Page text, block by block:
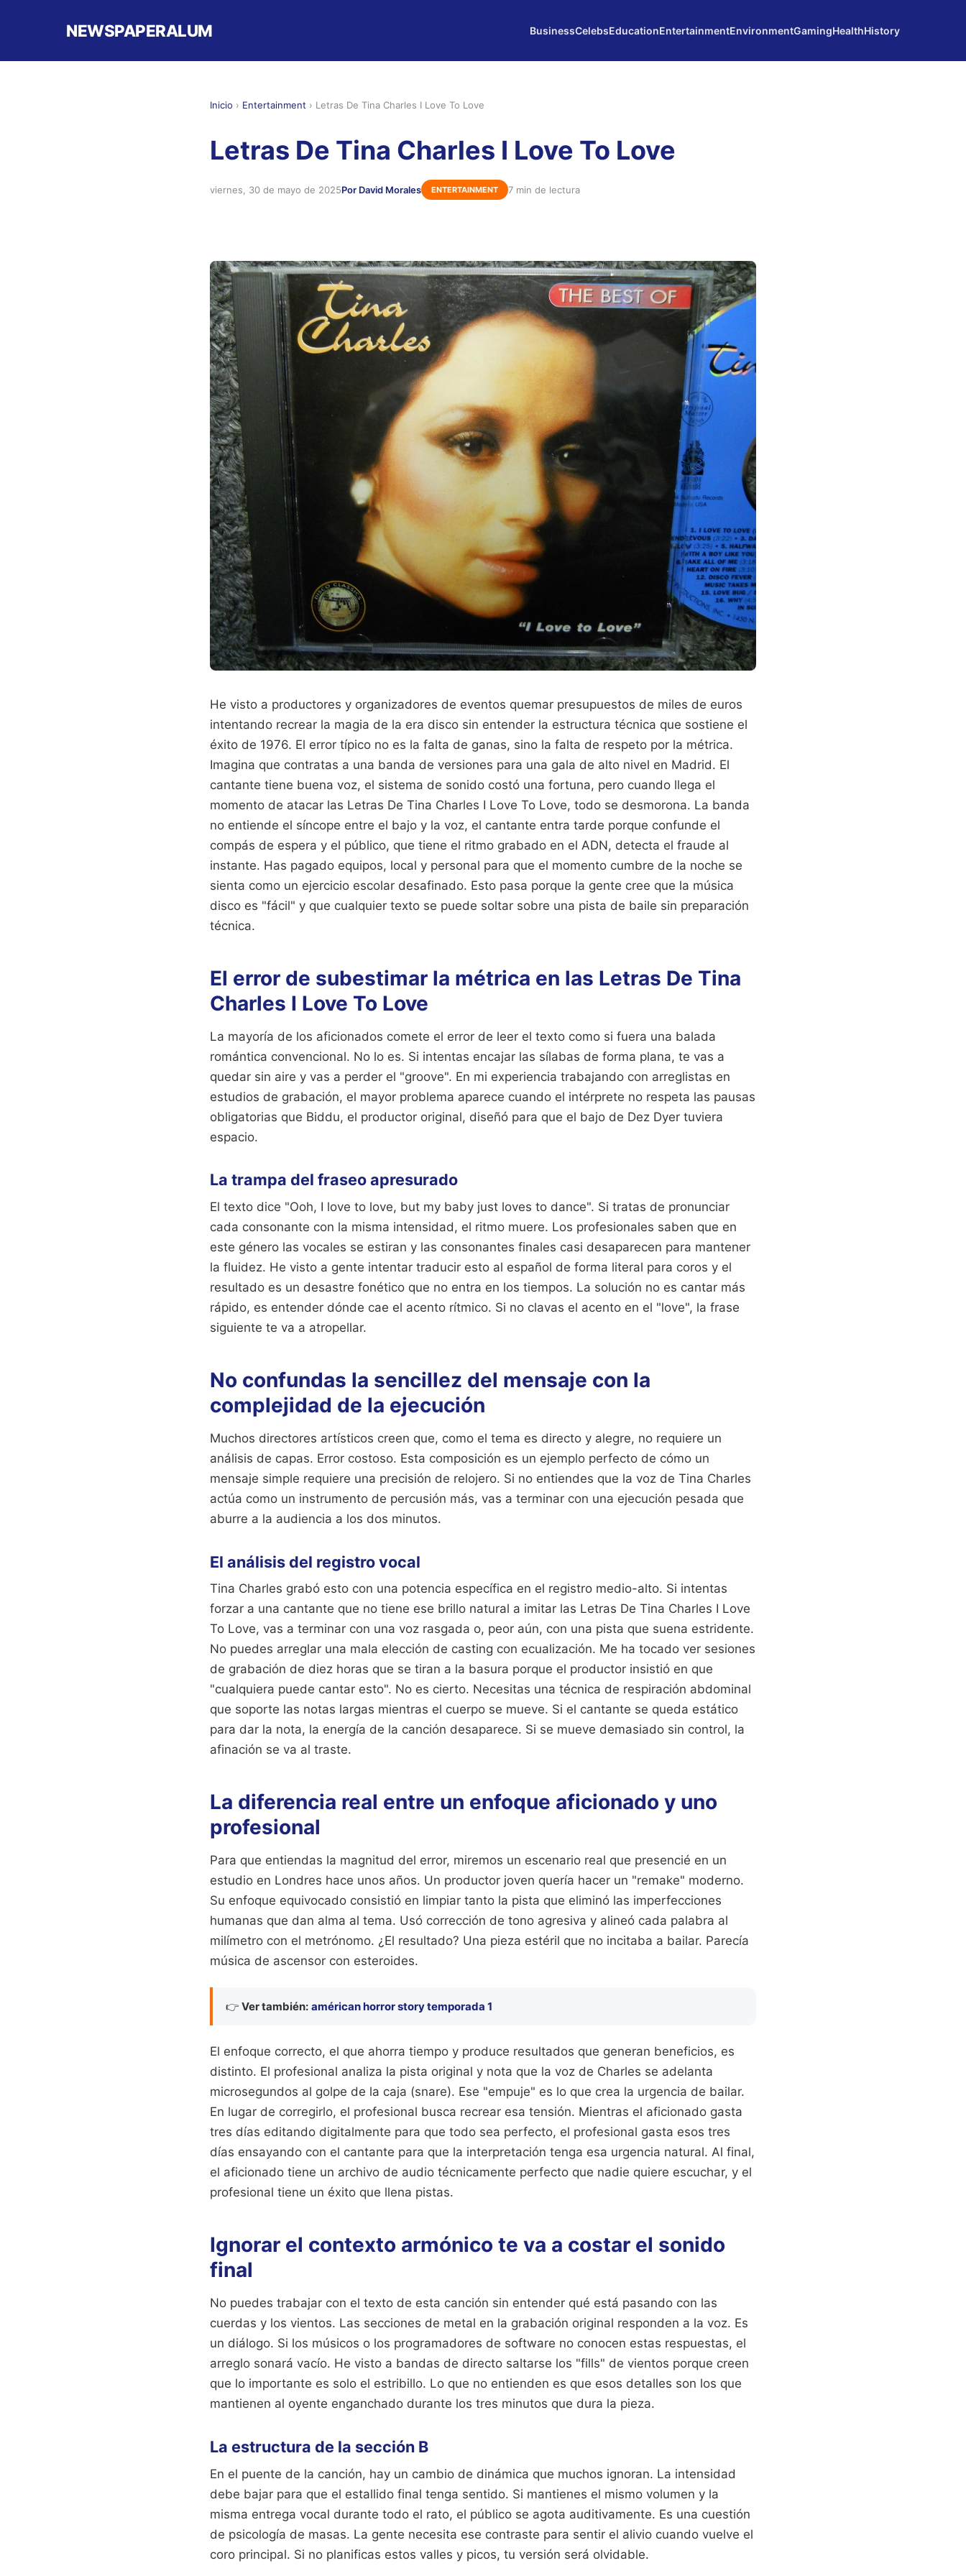
NEWSPAPERALUM BusinessCelebsEducationEntertainmentEnvironmentGamingHealthHistory
Inicio › Entertainment › Letras De Tina Charles I Love To Love
Letras De Tina Charles I Love To Love
viernes, 30 de mayo de 2025Por David Morales ENTERTAINMENT 7 min de lectura
He visto a productores y organizadores de eventos quemar presupuestos de miles de euros
intentando recrear la magia de la era disco sin entender la estructura técnica que sostiene el
éxito de 1976. El error típico no es la falta de ganas, sino la falta de respeto por la métrica.
Imagina que contratas a una banda de versiones para una gala de alto nivel en Madrid. El
cantante tiene buena voz, el sistema de sonido costó una fortuna, pero cuando llega el
momento de atacar las Letras De Tina Charles I Love To Love, todo se desmorona. La banda
no entiende el síncope entre el bajo y la voz, el cantante entra tarde porque confunde el
compás de espera y el público, que tiene el ritmo grabado en el ADN, detecta el fraude al
instante. Has pagado equipos, local y personal para que el momento cumbre de la noche se
sienta como un ejercicio escolar desafinado. Esto pasa porque la gente cree que la música
disco es "fácil" y que cualquier texto se puede soltar sobre una pista de baile sin preparación
técnica.
El error de subestimar la métrica en las Letras De Tina
Charles I Love To Love
La mayoría de los aficionados comete el error de leer el texto como si fuera una balada
romántica convencional. No lo es. Si intentas encajar las sílabas de forma plana, te vas a
quedar sin aire y vas a perder el "groove". En mi experiencia trabajando con arreglistas en
estudios de grabación, el mayor problema aparece cuando el intérprete no respeta las pausas
obligatorias que Biddu, el productor original, diseñó para que el bajo de Dez Dyer tuviera
espacio.
La trampa del fraseo apresurado
El texto dice "Ooh, I love to love, but my baby just loves to dance". Si tratas de pronunciar
cada consonante con la misma intensidad, el ritmo muere. Los profesionales saben que en
este género las vocales se estiran y las consonantes finales casi desaparecen para mantener
la fluidez. He visto a gente intentar traducir esto al español de forma literal para coros y el
resultado es un desastre fonético que no entra en los tiempos. La solución no es cantar más
rápido, es entender dónde cae el acento rítmico. Si no clavas el acento en el "love", la frase
siguiente te va a atropellar.
No confundas la sencillez del mensaje con la
complejidad de la ejecución
Muchos directores artísticos creen que, como el tema es directo y alegre, no requiere un
análisis de capas. Error costoso. Esta composición es un ejemplo perfecto de cómo un
mensaje simple requiere una precisión de relojero. Si no entiendes que la voz de Tina Charles
actúa como un instrumento de percusión más, vas a terminar con una ejecución pesada que
aburre a la audiencia a los dos minutos.
El análisis del registro vocal
Tina Charles grabó esto con una potencia específica en el registro medio-alto. Si intentas
forzar a una cantante que no tiene ese brillo natural a imitar las Letras De Tina Charles I Love
To Love, vas a terminar con una voz rasgada o, peor aún, con una pista que suena estridente.
No puedes arreglar una mala elección de casting con ecualización. Me ha tocado ver sesiones
de grabación de diez horas que se tiran a la basura porque el productor insistió en que
"cualquiera puede cantar esto". No es cierto. Necesitas una técnica de respiración abdominal
que soporte las notas largas mientras el cuerpo se mueve. Si el cantante se queda estático
para dar la nota, la energía de la canción desaparece. Si se mueve demasiado sin control, la
afinación se va al traste.
La diferencia real entre un enfoque aficionado y uno
profesional
Para que entiendas la magnitud del error, miremos un escenario real que presencié en un
estudio en Londres hace unos años. Un productor joven quería hacer un "remake" moderno.
Su enfoque equivocado consistió en limpiar tanto la pista que eliminó las imperfecciones
humanas que dan alma al tema. Usó corrección de tono agresiva y alineó cada palabra al
milímetro con el metrónomo. ¿El resultado? Una pieza estéril que no incitaba a bailar. Parecía
música de ascensor con esteroides.
👉 Ver también: américan horror story temporada 1
El enfoque correcto, el que ahorra tiempo y produce resultados que generan beneficios, es
distinto. El profesional analiza la pista original y nota que la voz de Charles se adelanta
microsegundos al golpe de la caja (snare). Ese "empuje" es lo que crea la urgencia de bailar.
En lugar de corregirlo, el profesional busca recrear esa tensión. Mientras el aficionado gasta
tres días editando digitalmente para que todo sea perfecto, el profesional gasta esos tres
días ensayando con el cantante para que la interpretación tenga esa urgencia natural. Al final,
el aficionado tiene un archivo de audio técnicamente perfecto que nadie quiere escuchar, y el
profesional tiene un éxito que llena pistas.
Ignorar el contexto armónico te va a costar el sonido
final
No puedes trabajar con el texto de esta canción sin entender qué está pasando con las
cuerdas y los vientos. Las secciones de metal en la grabación original responden a la voz. Es
un diálogo. Si los músicos o los programadores de software no conocen estas respuestas, el
arreglo sonará vacío. He visto a bandas de directo saltarse los "fills" de vientos porque creen
que lo importante es solo el estribillo. Lo que no entienden es que esos detalles son los que
mantienen al oyente enganchado durante los tres minutos que dura la pieza.
La estructura de la sección B
En el puente de la canción, hay un cambio de dinámica que muchos ignoran. La intensidad
debe bajar para que el estallido final tenga sentido. Si mantienes el mismo volumen y la
misma entrega vocal durante todo el rato, el público se agota auditivamente. Es una cuestión
de psicología de masas. La gente necesita ese contraste para sentir el alivio cuando vuelve el
coro principal. Si no planificas estos valles y picos, tu versión será olvidable.